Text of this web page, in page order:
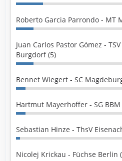
Roberto Garcia Parrondo - MT
Juan Carlos Pastor Gómez -
Burgdorf (5)
Bennet Wiegert - SC
Hartmut Mayerhoffer - SG
Sebastian Hinze - ThsV
Nicolej Krickau - Füchse Berlin